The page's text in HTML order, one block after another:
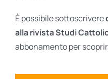
È possibile sottoscrivere
alla rivista Studi
abbonamento per